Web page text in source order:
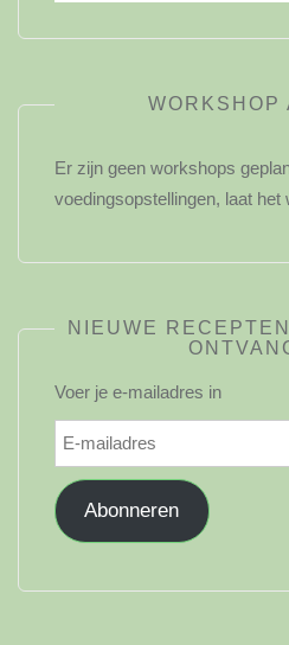
WORKSHOP
Er zijn geen workshops
voedingsopstellingen, laat het
NIEUWE
Voer je e-mailadres in
E-
mailadres
Abonneren